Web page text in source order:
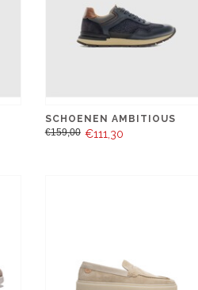
SCHOENEN AMBITIOUS
€159,00 €111,30